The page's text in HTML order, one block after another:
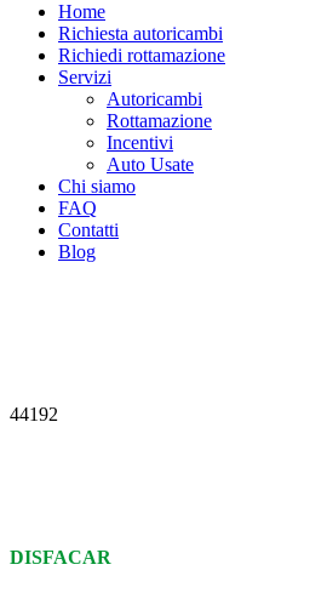
Home
Richiesta autoricambi
Richiedi rottamazione
Servizi
Autoricambi
Rottamazione
Incentivi
Auto Usate
Chi siamo
FAQ
Contatti
Blog
44192
DISFACAR